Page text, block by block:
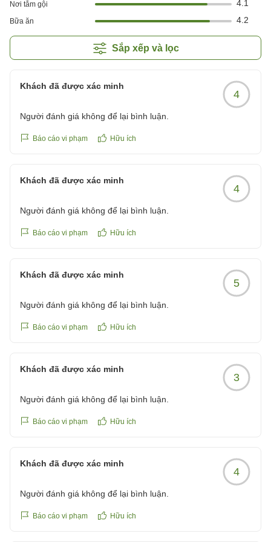
Nơi tắm gội 4.1
Bữa ăn 4.2
Sắp xếp và lọc
Khách đã được xác minh
4
Người đánh giá không để lại bình luận.
Báo cáo vi phạm Hữu ích
Khách đã được xác minh
4
Người đánh giá không để lại bình luận.
Báo cáo vi phạm Hữu ích
Khách đã được xác minh
5
Người đánh giá không để lại bình luận.
Báo cáo vi phạm Hữu ích
Khách đã được xác minh
3
Người đánh giá không để lại bình luận.
Báo cáo vi phạm Hữu ích
Khách đã được xác minh
4
Người đánh giá không để lại bình luận.
Báo cáo vi phạm Hữu ích